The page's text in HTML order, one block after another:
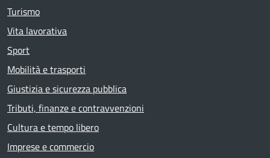
Turismo
Vita lavorativa
Sport
Mobilità e trasporti
Giustizia e sicurezza pubblica
Tributi, finanze e contravvenzioni
Cultura e tempo libero
Imprese e commercio